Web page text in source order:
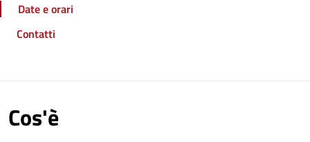
Date e orari
Contatti
Cos'è